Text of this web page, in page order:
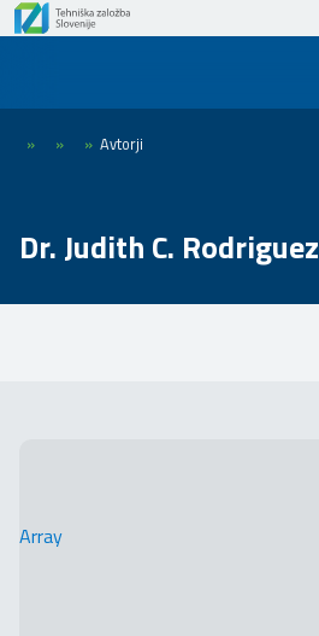
» » » Avtorji
Dr. Judith C. Rodriguez
Array